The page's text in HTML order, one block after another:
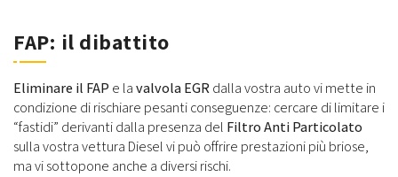
FAP: il dibattito
Eliminare il FAP e lavalvola EGRdalla vostra auto vi mette in
condizione di rischiare pesanti conseguenze: cercare di limitare i
“fastidi” derivanti dalla presenza del Filtro Anti Particolato
sulla vostra vettura Diesel vi può offrire prestazioni più briose,
ma vi sottopone anche a diversi rischi.